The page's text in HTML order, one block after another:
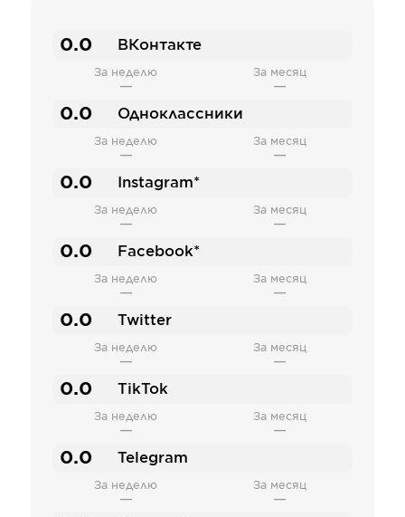
0.0 ВКонтакте
За неделю
—
За месяц
—
0.0 Одноклассники
За неделю
—
За месяц
—
0.0 Instagram*
За неделю
—
За месяц
—
0.0 Facebook*
За неделю
—
За месяц
—
0.0 Twitter
За неделю
—
За месяц
—
0.0 TikTok
За неделю
—
За месяц
—
0.0 Telegram
За неделю
—
За месяц
—